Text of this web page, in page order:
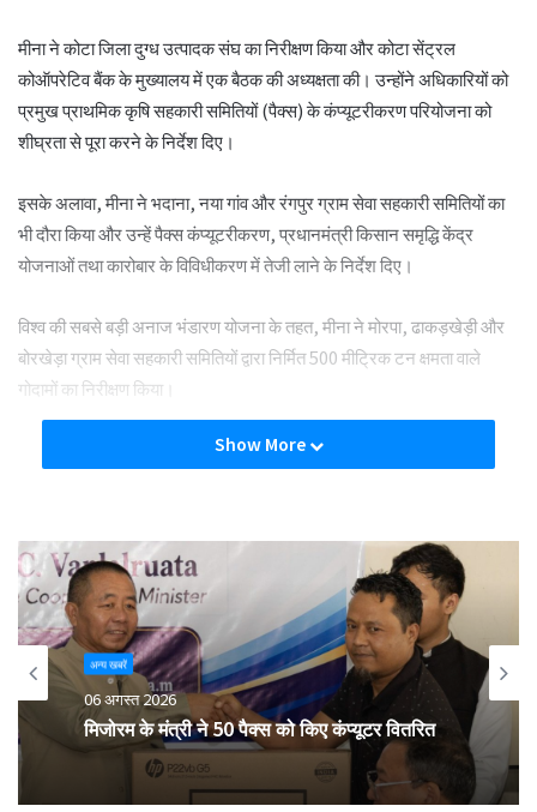
मीना ने कोटा जिला दुग्ध उत्पादक संघ का निरीक्षण किया और कोटा सेंट्रल
कोऑपरेटिव बैंक के मुख्यालय में एक बैठक की अध्यक्षता की। उन्होंने अधिकारियों को
प्रमुख प्राथमिक कृषि सहकारी समितियों (पैक्स) के कंप्यूटरीकरण परियोजना को
शीघ्रता से पूरा करने के निर्देश दिए।
इसके अलावा, मीना ने भदाना, नया गांव और रंगपुर ग्राम सेवा सहकारी समितियों का
भी दौरा किया और उन्हें पैक्स कंप्यूटरीकरण, प्रधानमंत्री किसान समृद्धि केंद्र
योजनाओं तथा कारोबार के विविधीकरण में तेजी लाने के निर्देश दिए।
विश्व की सबसे बड़ी अनाज भंडारण योजना के तहत, मीना ने मोरपा, ढाकड़खेड़ी और
बोरखेड़ा ग्राम सेवा सहकारी समितियों द्वारा निर्मित 500 मीट्रिक टन क्षमता वाले
गोदामों का निरीक्षण किया।
kapil meena Kota
Show More
अन्य खबरें
06 अगस्त 2026
मिजोरम के मंत्री ने 50 पैक्स को किए कंप्यूटर वितरित